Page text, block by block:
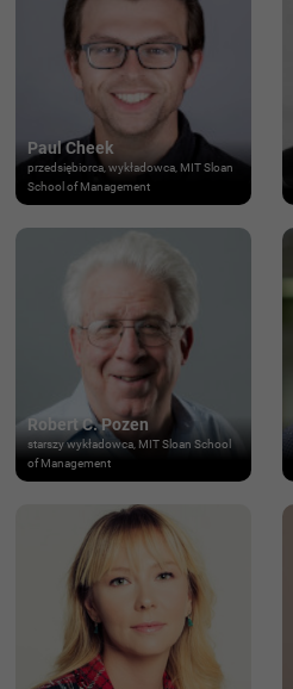
Paul Cheek
przedsiębiorca, wykładowca, MIT Sloan
School of Management
Robert C. Pozen
starszy wykładowca, MIT Sloan School
of Management